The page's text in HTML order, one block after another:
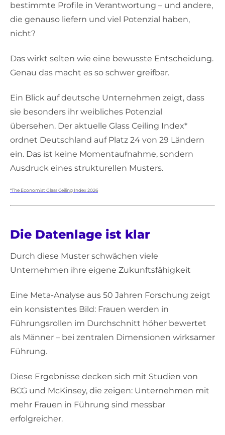
bestimmte Profile in Verantwortung – und andere,
die genauso liefern und viel Potenzial haben,
nicht?
Das wirkt selten wie eine bewusste Entscheidung.
Genau das macht es so schwer greifbar.
Ein Blick auf deutsche Unternehmen zeigt, dass
sie besonders ihr weibliches Potenzial
übersehen. Der aktuelle Glass Ceiling Index*
ordnet Deutschland auf Platz 24 von 29 Ländern
ein. Das ist keine Momentaufnahme, sondern
Ausdruck eines strukturellen Musters.
*The Economist Glass Ceiling Index 2026
Die Datenlage ist klar
Durch diese Muster schwächen viele
Unternehmen ihre eigene Zukunftsfähigkeit
Eine Meta-Analyse aus 50 Jahren Forschung zeigt
ein konsistentes Bild: Frauen werden in
Führungsrollen im Durchschnitt höher bewertet
als Männer – bei zentralen Dimensionen wirksamer
Führung.
Diese Ergebnisse decken sich mit Studien von
BCG und McKinsey, die zeigen: Unternehmen mit
mehr Frauen in Führung sind messbar
erfolgreicher.